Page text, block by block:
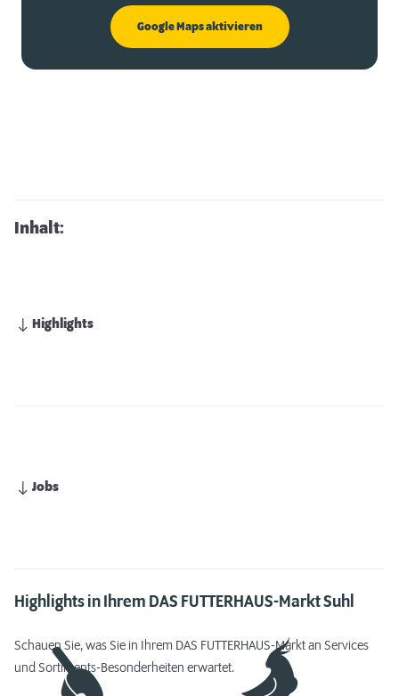
Google Maps aktivieren
Inhalt:
Highlights
Jobs
Highlights in Ihrem DAS FUTTERHAUS-Markt Suhl
Schauen Sie, was Sie in Ihrem DAS FUTTERHAUS-Markt an Services
und Sortiments-Besonderheiten erwartet.